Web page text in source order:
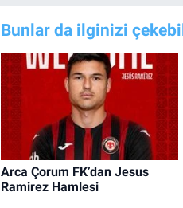
Bunlar da ilginizi
Arca Çorum FK’dan Jesus
Ramirez Hamlesi